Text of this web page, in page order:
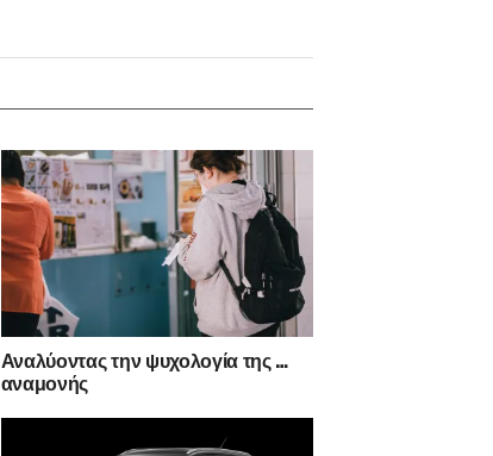
Αναλύοντας την ψυχολογία της …
αναμονής